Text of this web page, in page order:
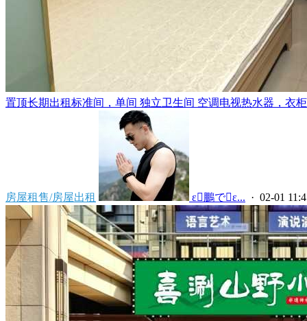
置顶长期出租标准间，单间 独立卫生间 空调电视热水器，衣
房屋租售/房屋出租  ε鵬でε... · 02-01